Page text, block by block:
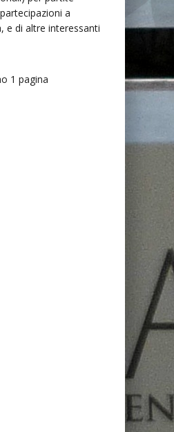
a
e di altre interessanti